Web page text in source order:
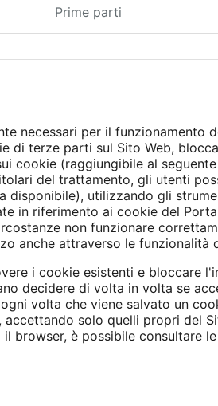
Prime parti
necessari per il funzionamento
di terze parti sul Sito Web,
cookie (raggiungibile al
del trattamento, gli utenti
utilizzando gli
in riferimento ai cookie del
non funzionare
anche attraverso le funzionalità
i cookie esistenti e bloccare
decidere di volta in volta se
volta che viene salvato un
solo quelli propri del
browser, è possibile consultare